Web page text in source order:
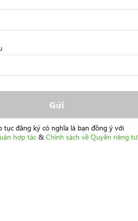
Gửi
tục đăng ký có nghĩa là bạn đồng ý với
hợp tác& Chính sách về Quyền riêng tư